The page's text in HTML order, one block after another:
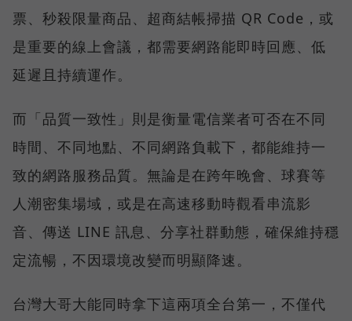
票、秒殺限量商品、超商結帳掃描 QR Code，或
是重要的線上會議，都需要網路能即時回應、低
延遲且持續運作。
而「品質一致性」則是衡量電信業者可否在不同
時間、不同地點、不同網路負載下，都能維持一
致的網路服務品質。無論是在跨年晚會、球賽等
人潮密集場域，或是在高速移動時觀看串流影
音、傳送 LINE 訊息、分享社群動態，確保維持穩
定流暢，不因環境改變而明顯降速。
台灣大哥大能同時拿下這兩項全台第一，不僅代